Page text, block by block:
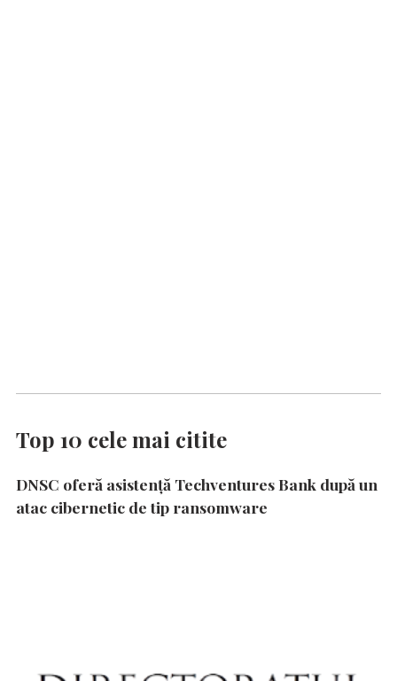
Top 10 cele mai citite
DNSC oferă asistență Techventures Bank după un
atac cibernetic de tip ransomware